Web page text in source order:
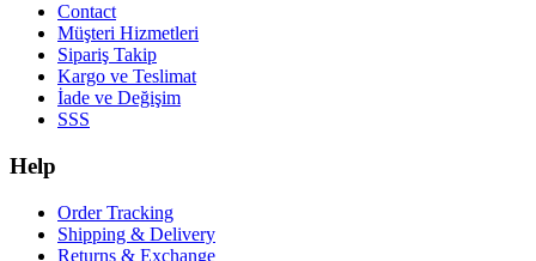
Contact
Müşteri Hizmetleri
Sipariş Takip
Kargo ve Teslimat
İade ve Değişim
SSS
Help
Order Tracking
Shipping & Delivery
Returns & Exchange